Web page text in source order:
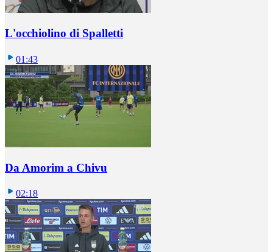
L'occhiolino di Spalletti
01:43
Da Amorim a Chivu
02:18